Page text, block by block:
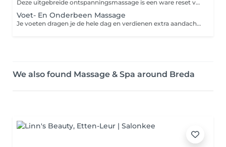
Deze uitgebreide ontspanningsmassage is een ware reset voor lichaam en geest. Rug en schouders worden los gemasseerd, gevolgd door een ontspannende massage van hoofdhuid, oren en gezicht. Ook armen en handen krijgen aandacht, waardoor je totale bovenlichaam ontspant. De combinatie van rustige, vloeiende bewegingen en gerichte druk zorgt voor diepe ontspanning en vermindering van stress. Ideaal als je veel in je hoofd zit en behoefte hebt aan rust. Beperkingen: Niet geschikt tijdens de zwangerschap, huidinfecties, koorts of ontstekingen. Goed om te weten: Draag loszittende kleding. Voor de massage wordt gevraagd de bovenkleding uit te doen. Sieraden graag vooraf afdoen. Deze behandeling is puur gericht op ontspanning en stressvermindering.
Voet- En Onderbeen Massage
Je voeten dragen je de hele dag en verdienen extra aandacht. Tijdens deze ontspannende massage worden voeten en onderbenen gemasseerd om spanning te verminderen en de doorbloeding te stimuleren. Ideaal bij vermoeide benen, veel staan of een zwaar gevoel in de onderbenen. De massage werkt ontspannend en verlichtend, terwijl je lichaam tot rust komt. Beperkingen: Niet geschikt bij spataderen in ernstige vorm, trombose, huidinfecties, wondjes of actieve ontstekingen aan voeten of onderbenen. Goed om te weten: Draag comfortabele kleding die makkelijk tot over de knie omhoog kan. Sieraden zoals enkelbandjes graag vooraf verwijderen. Geef medische aandoeningen altijd vooraf door.
We also found Massage & Spa around Breda